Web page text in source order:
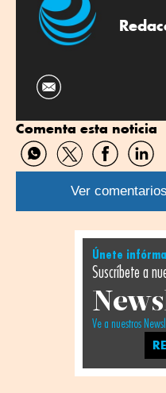
Comenta esta noticia
Compartir
por
WhatsApp
Compartir
por
Twitter
Compartir
por
Facebook
por
Ver comentarios
Únete
Suscríbete a
Ve a nuestros